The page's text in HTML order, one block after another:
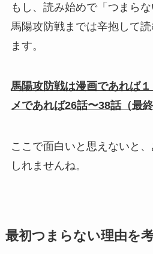
もし、読み始めで「つまらな
馬陽攻防戦までは辛抱して
ます。
馬陽攻防戦は漫画であれば
メであれば26話〜38話（最
ここで面白いと思えないと
しれませんね。
最初つまらない理由を